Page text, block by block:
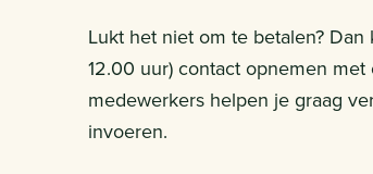
Lukt het niet om te betalen?
12.00 uur) contact opnemen
medewerkers helpen je graag
invoeren.